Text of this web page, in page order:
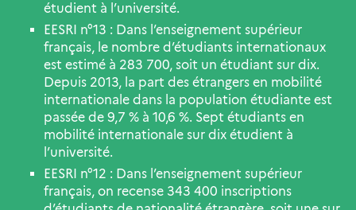
étudient à l’université.
EESRI n°13 : Dans l’enseignement supérieur
français, le nombre d’étudiants internationaux
est estimé à 283 700, soit un étudiant sur dix.
Depuis 2013, la part des étrangers en mobilité
internationale dans la population étudiante est
passée de 9,7 % à 10,6 %. Sept étudiants en
mobilité internationale sur dix étudient à
l’université.
EESRI n°12 : Dans l’enseignement supérieur
français, on recense 343 400 inscriptions